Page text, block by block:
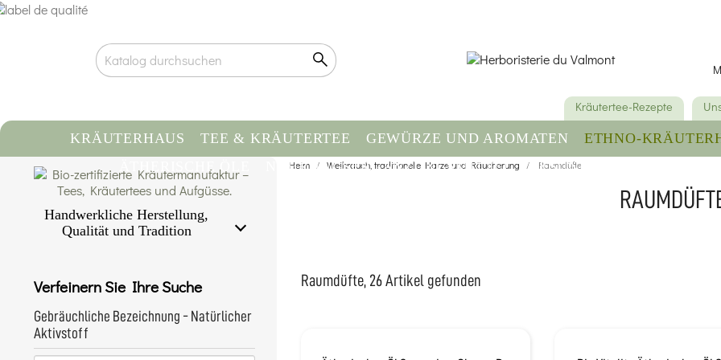
Kräutertee-Rezepte
KRÄUTERHAUS TEE & KRÄUTERTEE GEWÜRZE UND AROMATEN ETHNO-
ÄTHERISCHE ÖLE
NAHRUNGSERGÄNZUNGSMITTEL GESUNDHEIT &
Handwerkliche Herstellung,
Qualität und Tradition
Herkunft
Mehr erfahren...
Verfeinern Sie Ihre Suche
Gebräuchliche Bezeichnung - Natürlicher
Aktivstoff
Heim Weihrauch, traditionelle Harze und Räucherung Raumdüfte
Raumdüfte, 26 Artikel gefunden